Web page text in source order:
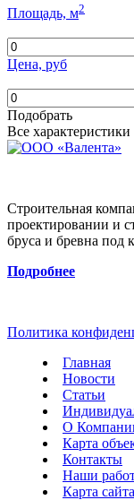
Площадь, м2
Цена, руб
Подобрать
Все характеристики
Строительная
проектировании и
бруса и бревна под
Подробнее
Политика
Главная
Новости
Статьи
О
Карта
Контакты
Наши
Карта сайта